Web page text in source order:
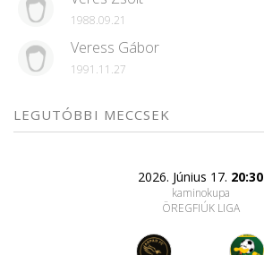
1988.09.21
Veress Gábor
1991.11.27
LEGUTÓBBI MECCSEK
2026. Június 17. 20:30
kaminokupa
ÖREGFIÚK LIGA